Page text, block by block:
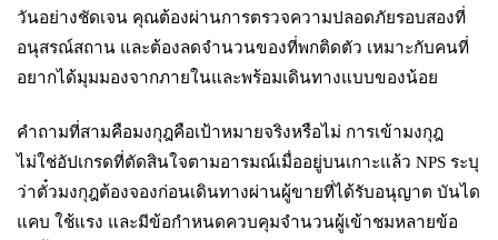
วันอย่างชัดเจน คุณต้องผ่านการตรวจความปลอดภัยรอบสองที่
อนุสรณ์สถาน และต้องลดจำนวนของที่พกติดตัว เหมาะกับคนที่
อยากได้มุมมองจากภายในและพร้อมเดินทางแบบของน้อย
คำถามที่สามคือมงกุฎคือเป้าหมายจริงหรือไม่ การเข้ามงกุฎ
ไม่ใช่อัปเกรดที่ตัดสินใจตามอารมณ์เมื่ออยู่บนเกาะแล้ว NPS ระบุ
ว่าตั๋วมงกุฎต้องจองก่อนเดินทางผ่านผู้ขายที่ได้รับอนุญาต บันได
แคบ ใช้แรง และมีข้อกำหนดควบคุมจำนวนผู้เข้าชมหลายข้อ